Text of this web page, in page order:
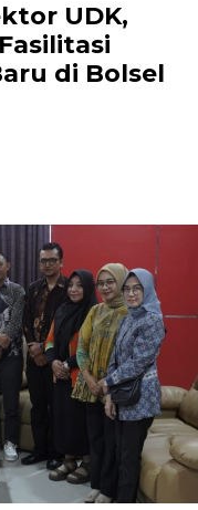
UDK,
di Bolsel